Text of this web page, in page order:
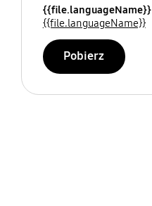
{{file.languageName}}
{{file.languageName}}
Pobierz